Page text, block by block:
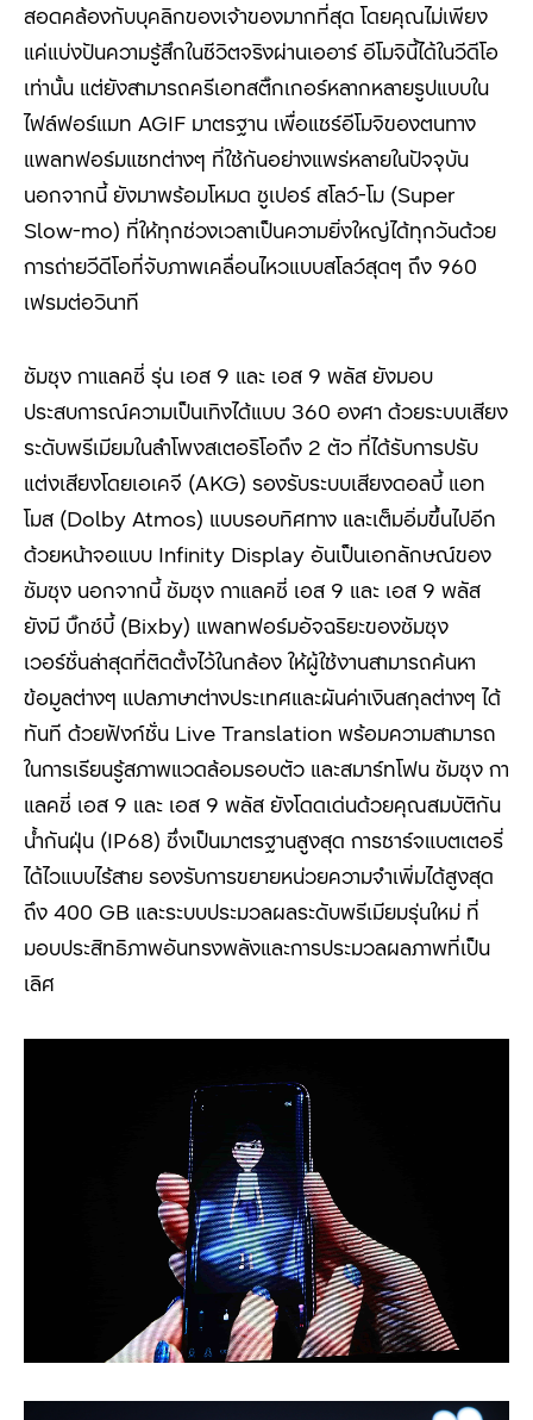
สอดคล้องกับบุคลิกของเจ้าของมากที่สุด โดยคุณไม่เพียง
แค่แบ่งปันความรู้สึกในชีวิตจริงผ่านเออาร์ อีโมจินี้ได้ในวีดีโอ
เท่านั้น แต่ยังสามารถครีเอทสติ๊กเกอร์หลากหลายรูปแบบใน
ไฟล์ฟอร์แมท AGIF มาตรฐาน เพื่อแชร์อีโมจิของตนทาง
แพลทฟอร์มแชทต่างๆ ที่ใช้กันอย่างแพร่หลายในปัจจุบัน
นอกจากนี้ ยังมาพร้อมโหมด ซูเปอร์ สโลว์-โม (Super
Slow-mo) ที่ให้ทุกช่วงเวลาเป็นความยิ่งใหญ่ได้ทุกวันด้วย
การถ่ายวีดีโอที่จับภาพเคลื่อนไหวแบบสโลว์สุดๆ ถึง 960
เฟรมต่อวินาที
ซัมซุง กาแลคซี่ รุ่น เอส 9 และ เอส 9 พลัส ยังมอบ
ประสบการณ์ความเป็นเทิงได้แบบ 360 องศา ด้วยระบบเสียง
ระดับพรีเมียมในลำโพงสเตอริโอถึง 2 ตัว ที่ได้รับการปรับ
แต่งเสียงโดยเอเคจี (AKG) รองรับระบบเสียงดอลบี้ แอท
โมส (Dolby Atmos) แบบรอบทิศทาง และเต็มอิ่มขึ้นไปอีก
ด้วยหน้าจอแบบ Infinity Display อันเป็นเอกลักษณ์ของ
ซัมซุง นอกจากนี้ ซัมซุง กาแลคซี่ เอส 9 และ เอส 9 พลัส
ยังมี บิ๊กซ์บี้ (Bixby) แพลทฟอร์มอัจฉริยะของซัมซุง
เวอร์ชั่นล่าสุดที่ติดตั้งไว้ในกล้อง ให้ผู้ใช้งานสามารถค้นหา
ข้อมูลต่างๆ แปลภาษาต่างประเทศและผันค่าเงินสกุลต่างๆ ได้
ทันที ด้วยฟังก์ชั่น Live Translation พร้อมความสามารถ
ในการเรียนรู้สภาพแวดล้อมรอบตัว และสมาร์ทโฟน ซัมซุง กา
แลคซี่ เอส 9 และ เอส 9 พลัส ยังโดดเด่นด้วยคุณสมบัติกัน
น้ำกันฝุ่น (IP68) ซึ่งเป็นมาตรฐานสูงสุด การชาร์จแบตเตอรี่
ได้ไวแบบไร้สาย รองรับการขยายหน่วยความจำเพิ่มได้สูงสุด
ถึง 400 GB และระบบประมวลผลระดับพรีเมียมรุ่นใหม่ ที่
มอบประสิทธิภาพอันทรงพลังและการประมวลผลภาพที่เป็น
เลิศ